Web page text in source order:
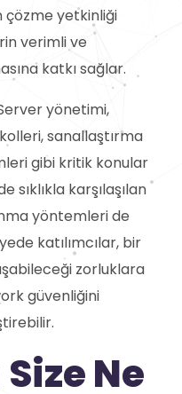
çözme yetkinliği
verimli ve
katkı sağlar.
yönetimi,
sanallaştırma
gibi kritik konular
sıklıkla karşılaşılan
yöntemleri de
katılımcılar, bir
zorluklara
güvenliğini
Ne